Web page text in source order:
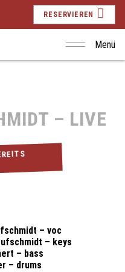
Menü
RESERVIEREN
– LIVE
– voc
– keys
– bass
– drums